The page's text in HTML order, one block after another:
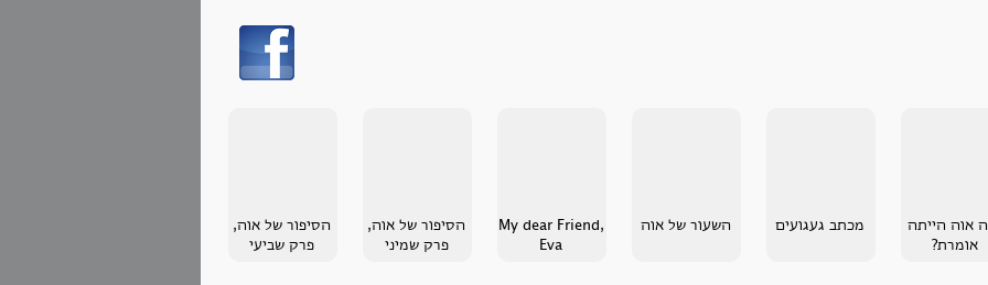
אוה הייתה
אומרת?
מכתב געגועים השעור של אוה
My dear Friend,
Eva
הסיפור של אוה,
פרק שמיני
הסיפור של אוה,
פרק שביעי